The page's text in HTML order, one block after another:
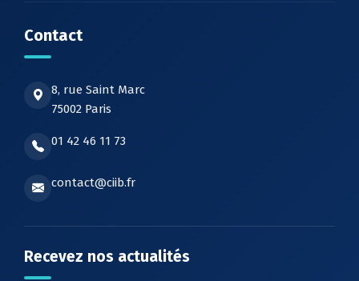
Contact
8, rue Saint Marc
75002 Paris
01 42 46 11 73
contact@ciib.fr
Recevez nos actualités